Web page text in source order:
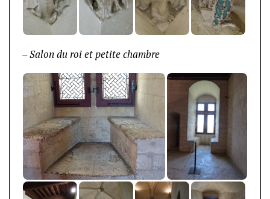
– Salon du roi et petite chambre